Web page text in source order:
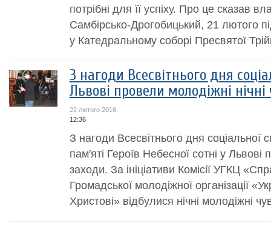
потрібні для її успіху. Про це сказав
Самбірсько-Дрогобицький, 21 лютого
у Катедральному соборі Пресвятої
З нагоди Всесвітнього дня
Львові провели молодіжні
22 лютого 2016
12:36
З нагоди Всесвітнього дня соціальної
пам′яті Героїв Небесної сотні у Львові
заходи. За ініціативи Комісії УГКЦ
Громадської молодіжної організації
Христові» відбулися нічні молодіжні